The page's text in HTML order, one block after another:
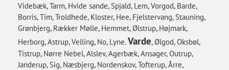
Videbæk, Tarm, Hvide sande, Spjald, Lem, Vorgod, Barde,
Borris, Tim, Troldhede, Kloster, Hee, Fjelstervang, Stauning,
Grønbjerg, Rækker Mølle, Hemmet, Ølstrup, Højmark,
Herborg, Astrup, Velling, No, Lyne.Varde, Ølgod, Oksbøl,
Tistrup, Nørre Nebel, Alslev, Agerbæk, Ansager, Outrup,
Janderup, Sig, Næsbjerg, Nordenskov, Tofterup, Årre,